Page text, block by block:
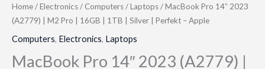
Home/Electronics/ Computers/Laptops/ MacBook Pro 14″ 2023
(A2779) | M2 Pro | 16GB | 1TB | Silver | Perfekt – Apple
Computers, Electronics, Laptops
MacBook Pro 14″ 2023 (A2779) |